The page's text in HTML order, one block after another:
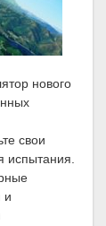
нового
свои
испытания.
и